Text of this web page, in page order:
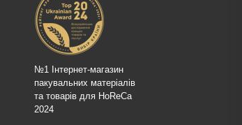
№1 Інтернет-магазин
пакувальних матеріалів
та товарів для HoReCa
2024